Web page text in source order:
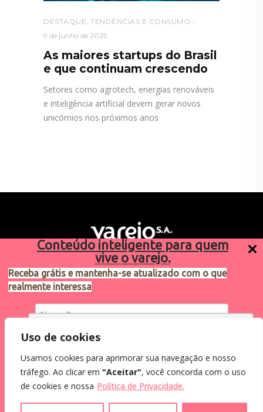
Conteúdo inteligente para quem
vive o varejo.
Receba grátis e mantenha-se atualizado com o que
realmente interessa
Eu concordo em receber comunicações.
Ao informar meus dados, eu concordo com a
Utilizamos cookies para oferecer melhor
como você interage em nosso site e
personalizar conteúdo.
Uso de cookies
Usamos cookies para aprimorar sua navegação e nosso
tráfego. Ao clicar em "Aceitar", você concorda com o uso
de cookies e nossa Política de Privacidade.
DESTAQUE, TENDÊNCIAS E CONSUMO
9 de junho de 2025
As maiores startups do Brasil
e que continuam crescendo
Setores como agrotech, energias renováveis
e inteligência artificial devem gerar novos
unicórnios nos próximos anos
Sugestões de pauta
2024®. Todos os direitos reservados.